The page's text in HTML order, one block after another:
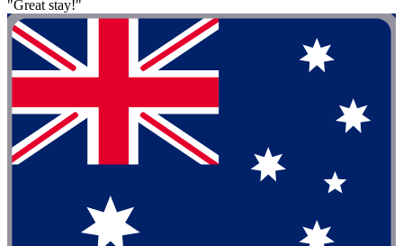
"Great stay!"